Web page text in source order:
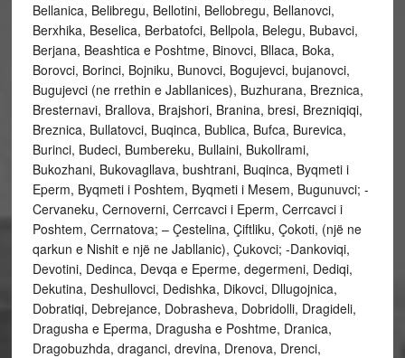
Bellanica, Belibregu, Bellotini, Bellobregu, Bellanovci,
Berxhika, Beselica, Berbatofci, Bellpola, Belegu, Bubavci,
Berjana, Beashtica e Poshtme, Binovci, Bllaca, Boka,
Borovci, Borinci, Bojniku, Bunovci, Bogujevci, bujanovci,
Bugujevci (ne rrethin e Jabllanices), Buzhurana, Breznica,
Bresternavi, Brallova, Brajshori, Branina, bresi, Brezniqiqi,
Breznica, Bullatovci, Buqinca, Bublica, Bufca, Burevica,
Burinci, Budeci, Bumbereku, Bullaini, Bukollrami,
Bukozhani, Bukovagllava, bushtrani, Buqinca, Byqmeti i
Eperm, Byqmeti i Poshtem, Byqmeti i Mesem, Bugunuvci; -
Cervaneku, Cernoverni, Cerrcavci i Eperm, Cerrcavci i
Poshtem, Cerrnatova; – Çestelina, Çiftliku, Çokoti, (një ne
qarkun e Nishit e një ne Jabllanic), Çukovci; -Dankoviqi,
Devotini, Dedinca, Devqa e Eperme, degermeni, Dediqi,
Dekutina, Deshullovci, Dedishka, Dikovci, Dllugojnica,
Dobratiqi, Debrejance, Dobrasheva, Dobridolli, Dragideli,
Dragusha e Eperma, Dragusha e Poshtme, Dranica,
Dragobuzhda, draganci, drevina, Drenova, Drenci,